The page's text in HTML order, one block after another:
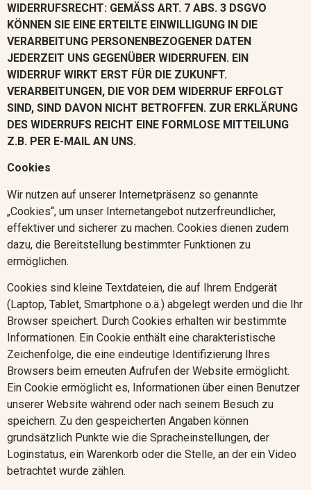
WIDERRUFSRECHT: GEMÄSS ART. 7 ABS. 3 DSGVO
KÖNNEN SIE EINE ERTEILTE EINWILLIGUNG IN DIE
VERARBEITUNG PERSONENBEZOGENER DATEN
JEDERZEIT UNS GEGENÜBER WIDERRUFEN. EIN
WIDERRUF WIRKT ERST FÜR DIE ZUKUNFT.
VERARBEITUNGEN, DIE VOR DEM WIDERRUF ERFOLGT
SIND, SIND DAVON NICHT BETROFFEN. ZUR ERKLÄRUNG
DES WIDERRUFS REICHT EINE FORMLOSE MITTEILUNG
Z.B. PER E-MAIL AN UNS.
Cookies
Wir nutzen auf unserer Internetpräsenz so genannte
„Cookies“, um unser Internetangebot nutzerfreundlicher,
effektiver und sicherer zu machen. Cookies dienen zudem
dazu, die Bereitstellung bestimmter Funktionen zu
ermöglichen.
Cookies sind kleine Textdateien, die auf Ihrem Endgerät
(Laptop, Tablet, Smartphone o.ä.) abgelegt werden und die Ihr
Browser speichert. Durch Cookies erhalten wir bestimmte
Informationen. Ein Cookie enthält eine charakteristische
Zeichenfolge, die eine eindeutige Identifizierung Ihres
Browsers beim erneuten Aufrufen der Website ermöglicht.
Ein Cookie ermöglicht es, Informationen über einen Benutzer
unserer Website während oder nach seinem Besuch zu
speichern. Zu den gespeicherten Angaben können
grundsätzlich Punkte wie die Spracheinstellungen, der
Loginstatus, ein Warenkorb oder die Stelle, an der ein Video
betrachtet wurde zählen.